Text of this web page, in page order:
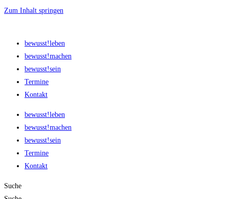
Zum Inhalt springen
bewusst!leben
bewusst!machen
bewusst!sein
Termine
Kontakt
bewusst!leben
bewusst!machen
bewusst!sein
Termine
Kontakt
Suche